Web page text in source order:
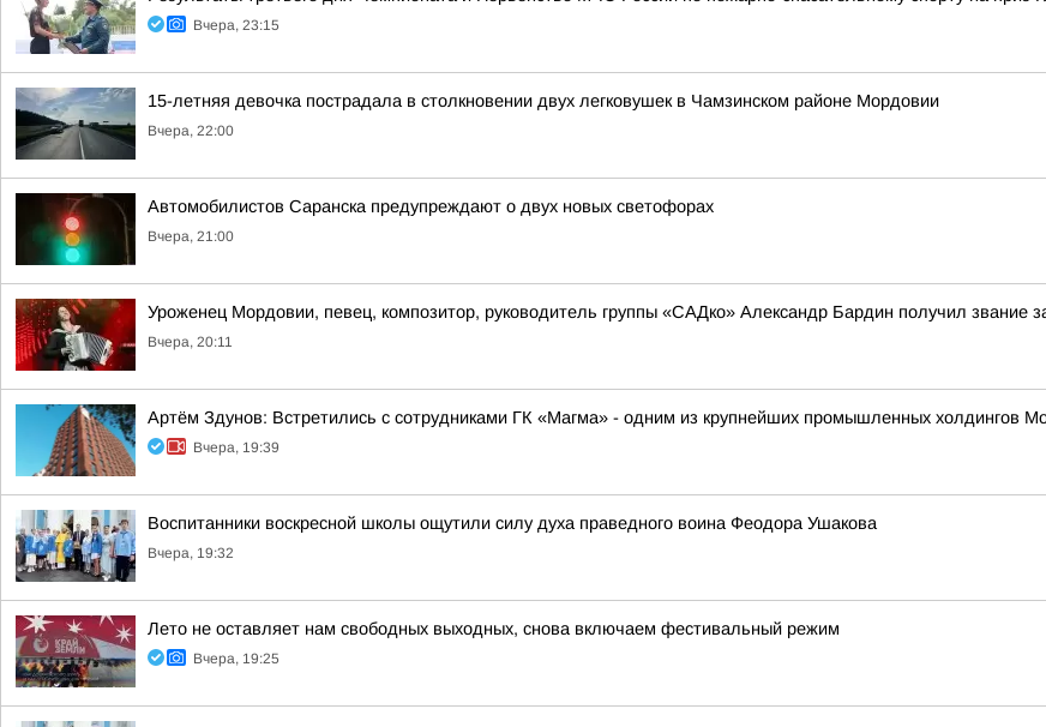
Вчера, 23:15
15-летняя девочка пострадала в столкновении двух легковушек в Чамзинском районе Мордовии
Вчера, 22:00
Автомобилистов Саранска предупреждают о двух новых светофорах
Вчера, 21:00
Уроженец Мордовии, певец, композитор, руководитель группы «САДко» Александр Бардин получил звание
Вчера, 20:11
Артём Здунов: Встретились с сотрудниками ГК «Магма» - одним из крупнейших промышленных холдингов
Вчера, 19:39
Воспитанники воскресной школы ощутили силу духа праведного воина Феодора Ушакова
Вчера, 19:32
Лето не оставляет нам свободных выходных, снова включаем фестивальный режим
Вчера, 19:25